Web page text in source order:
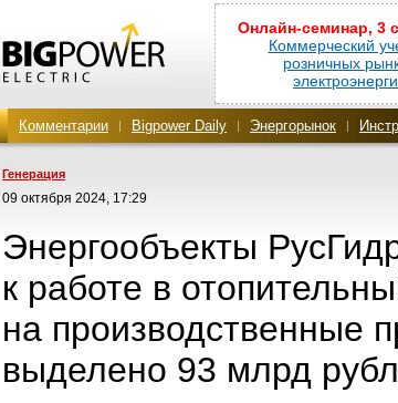
Онлайн-семинар, 3
Коммерческий
розничных
Комментарии Bigpower Daily Энергорынок
Генерация
09 октября 2024, 17:29
Энергообъекты
к работе в
на производственные
выделено 93 млрд